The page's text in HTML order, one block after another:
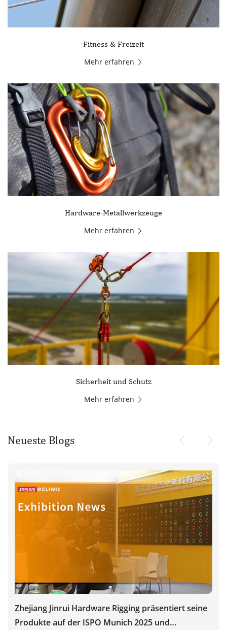
Fitness & Freizeit
Mehr erfahren
Hardware-Metallwerkzeuge
Mehr erfahren
Sicherheit und Schutz
Mehr erfahren
Neueste Blogs
Zhejiang Jinrui Hardware Rigging präsentiert seine
Produkte auf der ISPO Munich 2025 und